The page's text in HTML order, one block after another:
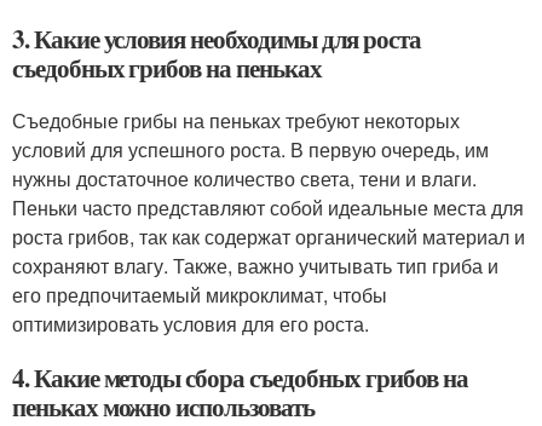
3. Какие условия необходимы для роста
съедобных грибов на пеньках
Съедобные грибы на пеньках требуют некоторых
условий для успешного роста. В первую очередь, им
нужны достаточное количество света, тени и влаги.
Пеньки часто представляют собой идеальные места для
роста грибов, так как содержат органический материал и
сохраняют влагу. Также, важно учитывать тип гриба и
его предпочитаемый микроклимат, чтобы
оптимизировать условия для его роста.
4. Какие методы сбора съедобных грибов на
пеньках можно использовать